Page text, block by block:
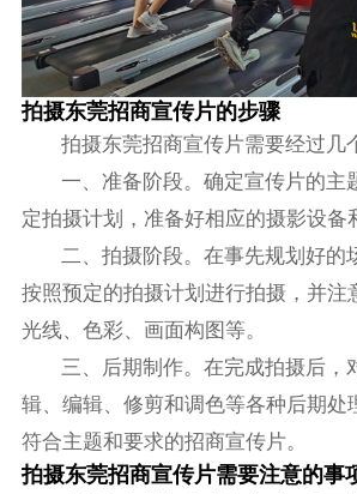
拍摄东莞招商宣传片的步骤
拍摄东莞招商宣传片需要经过几
一、准备阶段。确定宣传片的主
定拍摄计划，准备好相应的摄影设备
二、拍摄阶段。在事先规划好的
按照预定的拍摄计划进行拍摄，并注
光线、色彩、画面构图等。
三、后期制作。在完成拍摄后，
辑、编辑、修剪和调色等各种后期处
符合主题和要求的招商宣传片。
拍摄东莞招商宣传片需要注意的事